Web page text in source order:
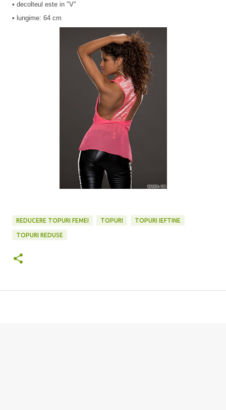
• decolteul este in "V"
• lungime: 64 cm
REDUCERE TOPURI FEMEI TOPURI TOPURI IEFTINE
TOPURI REDUSE